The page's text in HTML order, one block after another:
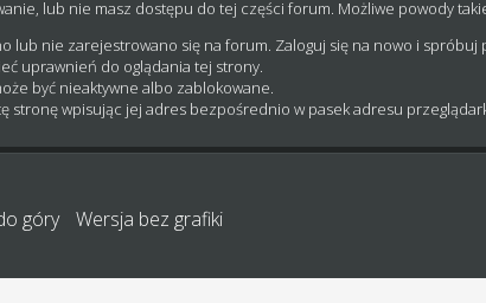
lub nie masz dostępu do tej części forum. Możliwe powody
lub nie zarejestrowano się na forum. Zaloguj się na nowo i spróbuj
uprawnień do oglądania tej strony.
być nieaktywne albo zablokowane.
stronę wpisując jej adres bezpośrednio w pasek adresu
góry Wersja bez grafiki